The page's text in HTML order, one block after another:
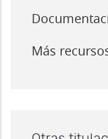
Más